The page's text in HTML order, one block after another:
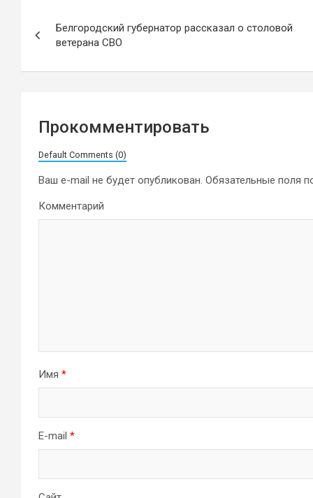
по
записям
Белгородский губернатор рассказал о столовой
ветерана СВО
Прокомментировать
Default Comments (0)
Ваш e-mail не будет опубликован. Обязательные поля
Комментарий
Имя *
E-mail *